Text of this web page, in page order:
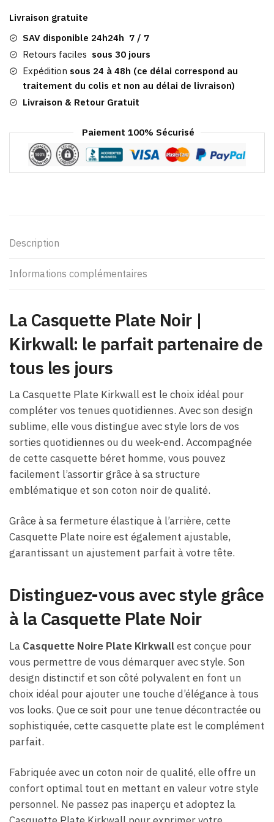
Noir
|
Kirkwall
Livraison gratuite
SAV disponible 24h24h 7 / 7
Retours faciles sous 30 jours
Expédition sous 24 à 48h (ce délai correspond au
traitement du colis et non au délai de livraison)
Livraison & Retour Gratuit
Paiement 100% Sécurisé
Description
Informations complémentaires
La Casquette Plate Noir |
Kirkwall: le parfait partenaire de
tous les jours
La Casquette Plate Kirkwall est le choix idéal pour
compléter vos tenues quotidiennes. Avec son design
sublime, elle vous distingue avec style lors de vos
sorties quotidiennes ou du week-end. Accompagnée
de cette casquette béret homme, vous pouvez
facilement l’assortir grâce à sa structure
emblématique et son coton noir de qualité.
Grâce à sa fermeture élastique à l’arrière, cette
Casquette Plate noire est également ajustable,
garantissant un ajustement parfait à votre tête.
Distinguez-vous avec style grâce
à la Casquette Plate Noir
La Casquette Noire Plate Kirkwallest conçue pour
vous permettre de vous démarquer avec style. Son
design distinctif et son côté polyvalent en font un
choix idéal pour ajouter une touche d’élégance à tous
vos looks. Que ce soit pour une tenue décontractée ou
sophistiquée, cette casquette plate est le complément
parfait.
Fabriquée avec un coton noir de qualité, elle offre un
confort optimal tout en mettant en valeur votre style
personnel. Ne passez pas inaperçu et adoptez la